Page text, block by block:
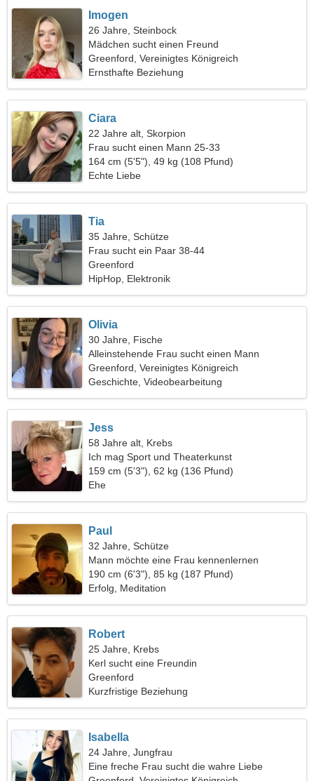
Imogen
26 Jahre, Steinbock
Mädchen sucht einen Freund
Greenford, Vereinigtes Königreich
Ernsthafte Beziehung
Ciara
22 Jahre alt, Skorpion
Frau sucht einen Mann 25-33
164 cm (5'5"), 49 kg (108 Pfund)
Echte Liebe
Tia
35 Jahre, Schütze
Frau sucht ein Paar 38-44
Greenford
HipHop, Elektronik
Olivia
30 Jahre, Fische
Alleinstehende Frau sucht einen Mann
Greenford, Vereinigtes Königreich
Geschichte, Videobearbeitung
Jess
58 Jahre alt, Krebs
Ich mag Sport und Theaterkunst
159 cm (5'3"), 62 kg (136 Pfund)
Ehe
Paul
32 Jahre, Schütze
Mann möchte eine Frau kennenlernen
190 cm (6'3"), 85 kg (187 Pfund)
Erfolg, Meditation
Robert
25 Jahre, Krebs
Kerl sucht eine Freundin
Greenford
Kurzfristige Beziehung
Isabella
24 Jahre, Jungfrau
Eine freche Frau sucht die wahre Liebe